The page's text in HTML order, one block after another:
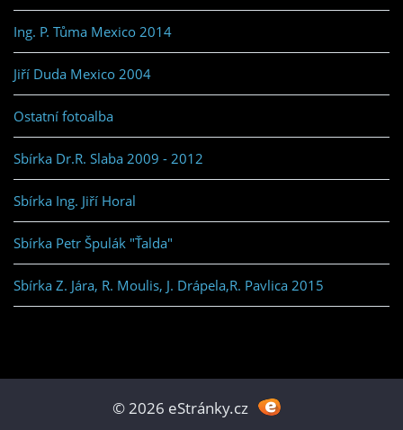
Ing. P. Tůma Mexico 2014
Jiří Duda Mexico 2004
Ostatní fotoalba
Sbírka Dr.R. Slaba 2009 - 2012
Sbírka Ing. Jiří Horal
Sbírka Petr Špulák "Ťalda"
Sbírka Z. Jára, R. Moulis, J. Drápela,R. Pavlica 2015
© 2026 eStránky.cz